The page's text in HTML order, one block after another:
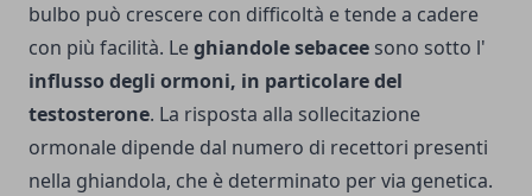
bulbo può crescere con difficoltà e tende a cadere
con più facilità. Leghiandole sebacee sono sotto l'
influsso degli ormoni, in particolare del
testosterone. La risposta alla sollecitazione
ormonale dipende dal numero di recettori presenti
nella ghiandola, che è determinato per via genetica.